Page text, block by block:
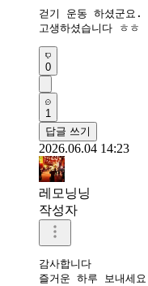
걷기 운동 하셨군요.
고생하셨습니다 ㅎㅎ
0
1
답글 쓰기
2026.06.04 14:23
레모닝닝
작성자
감사합니다
즐거운 하루 보내세요